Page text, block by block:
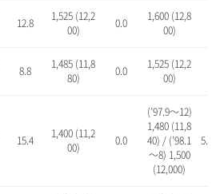
12.8
1,525 (12,2
00)
0.0
1,600 (12,8
00)
8.8
1,485 (11,8
80)
0.0
1,525 (12,2
00)
15.4
1,400 (11,2
00)
0.0
(’97.9～12)
1,480 (11,8
40) / (’98.1
～8) 1,500
(12,000)
5.7 /